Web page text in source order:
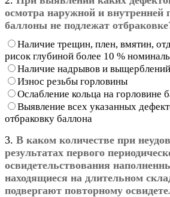
осмотра наружной и внутренней
баллоны не подлежат
Наличие трещин, плен, вмятин,
рисок глубиной более 10 %
Наличие надрывов и выщерблений
Износ резьбы горловины
Ослабление кольца на горловине
Выявление всех указанных
отбраковку баллона
3. В каком количестве при
результатах первого
освидетельствования
находящиеся на длительном
подвергают повторному